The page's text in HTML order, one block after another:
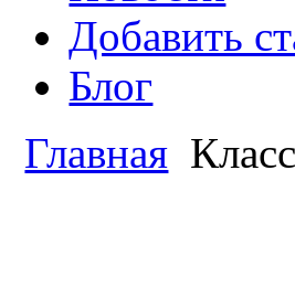
Добавить
Блог
Главная